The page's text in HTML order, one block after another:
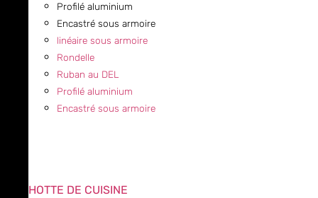
Profilé aluminium
Encastré sous armoire
linéaire sous armoire
Rondelle
Ruban au DEL
Profilé aluminium
Encastré sous armoire
HOTTE DE CUISINE